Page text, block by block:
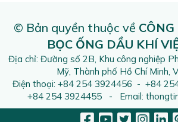
© Bản quyền thuộc về
BỌC ỐNG DẦU KHÍ
Địa chỉ: Đường số 2B, Khu công nghiệp
Mỹ, Thành phố Hồ Chí Minh,
Điện thoại: +84 254 3924456 - +84
+84 254 3924455 - Email: